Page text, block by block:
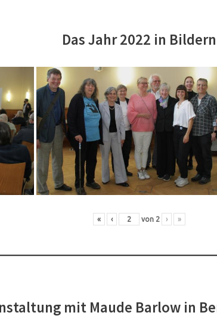
Das Jahr 2022 in Bildern
« ‹ von 2 › »
mit Maude Barlow in